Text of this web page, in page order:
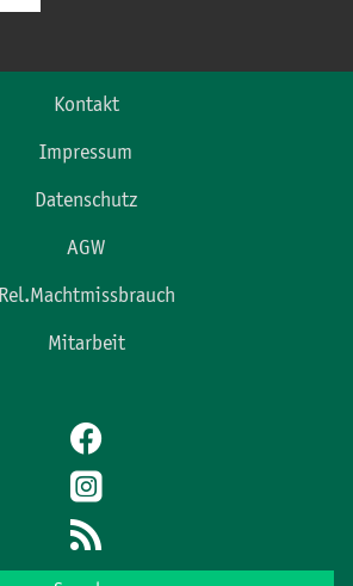
Kontakt
Impressum
Datenschutz
AGW
Rel.Machtmissbrauch
Mitarbeit